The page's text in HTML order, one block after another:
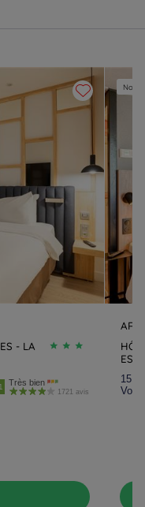
- LA
Très bien
1721 avis
EST
15
Voir